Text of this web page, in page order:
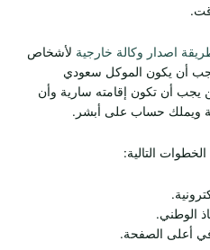
اصدار وكالة خارجية لأشخاص
أن يكون الموكل سعودي
يجب أن تكون إقامته سارية وأن
ويملك حساب على أبشر.
الخطوات التالية:
الوطني.
أعلى الصفحة.